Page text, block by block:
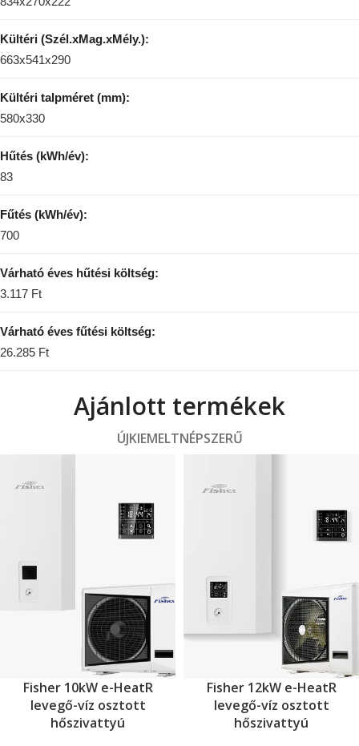
Kültéri (Szél.xMag.xMély.):
663x541x290
Kültéri talpméret (mm):
580x330
Hűtés (kWh/év):
83
Fűtés (kWh/év):
700
Várható éves hűtési költség:
3.117 Ft
Várható éves fűtési költség:
26.285 Ft
Ajánlott termékek
ÚJKIEMELTNÉPSZERŰ
Fisher 10kW e-HeatR
levegő-víz osztott
hőszivattyú
Fisher 12kW e-HeatR
levegő-víz osztott
hőszivattyú